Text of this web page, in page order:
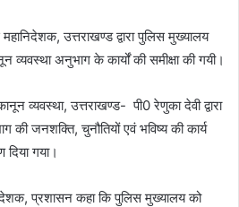
उत्तराखण्ड द्वारा पुलिस मुख्यालय
व्यवस्था अनुभाग के कार्यों की समीक्षा की गयी।
व्यवस्था, उत्तराखण्ड- पी0 रेणुका देवी द्वारा
की जनशक्ति, चुनौतियों एवं भविष्य की कार्य
गया।
प्रशासन कहा कि पुलिस मुख्यालय को